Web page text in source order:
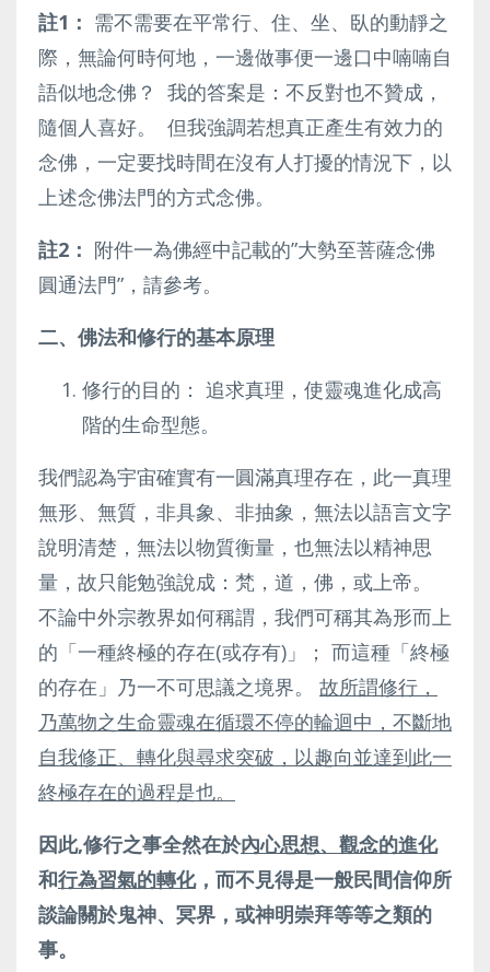
註1 ： 需不需要在平常行、住、坐、臥的動靜之
際，無論何時何地，一邊做事便一邊口中喃喃自
語似地念佛？ 我的答案是：不反對也不贊成，
隨個人喜好。 但我強調若想真正產生有效力的
念佛，一定要找時間在沒有人打擾的情況下，以
上述念佛法門的方式念佛。
註2 ： 附件一為佛經中記載的”大勢至菩薩念佛
圓通法門”，請參考。
二、佛法和修行的基本原理
修行的目的： 追求真理，使靈魂進化成高
階的生命型態。
我們認為宇宙確實有一圓滿真理存在，此一真理
無形、無質，非具象、非抽象，無法以語言文字
說明清楚，無法以物質衡量，也無法以精神思
量，故只能勉強說成：梵，道，佛，或上帝。
不論中外宗教界如何稱謂，我們可稱其為形而上
的「一種終極的存在(或存有)」； 而這種「終極
的存在」乃一不可思議之境界。 故所謂修行，
乃萬物之生命靈魂在循環不停的輪迴中，不斷地
自我修正、轉化與尋求突破，以趣向並達到此一
終極存在的過程是也。
因此,修行之事全然在於內心思想、觀念的進化
和行為習氣的轉化，而不見得是一般民間信仰所
談論關於鬼神、冥界，或神明崇拜等等之類的
事。